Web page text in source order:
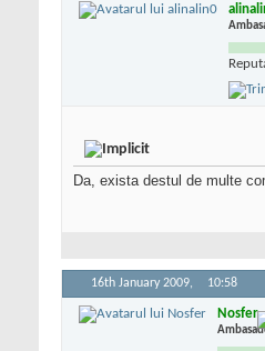
Da, exista destul de multe
16th January 2009, 10:58
Nosfer